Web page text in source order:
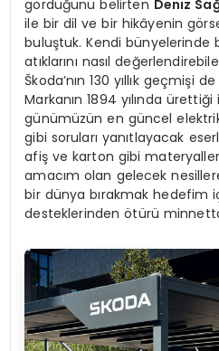
gördüğünü belirten Deniz
ile bir dil ve bir hikâyenin
buluştuk. Kendi bünyelerinde
atıklarını nasıl
Škoda’nın 130 yıllık geçmişi
Markanın 1894 yılında ürettiği
günümüzün en güncel
gibi soruları yanıtlayacak
afiş ve karton gibi
amacım olan gelecek
bir dünya bırakmak hedefim
desteklerinden ötürü